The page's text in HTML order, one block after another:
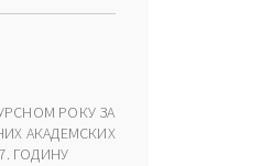
РОКУ ЗА
АКАДЕМСКИХ
ГОДИНУ